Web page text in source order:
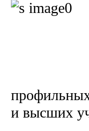
и высших